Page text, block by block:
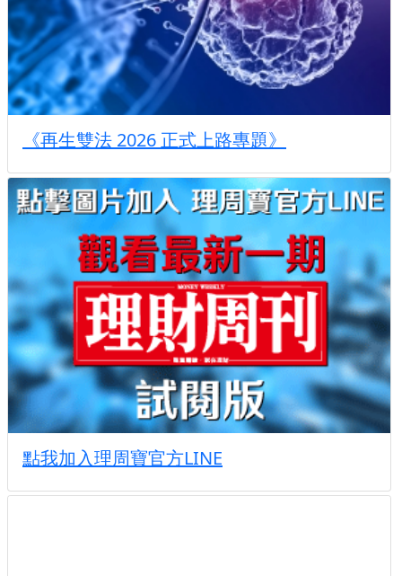
《再生雙法 2026 正式上路專題》
點我加入理周寶官方LINE